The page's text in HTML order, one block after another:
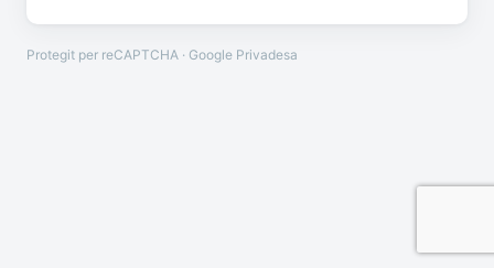
Protegit per reCAPTCHA · Google Privadesa